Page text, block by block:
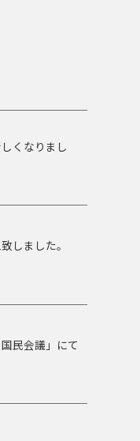
くなりまし
しました。
民会議」にて